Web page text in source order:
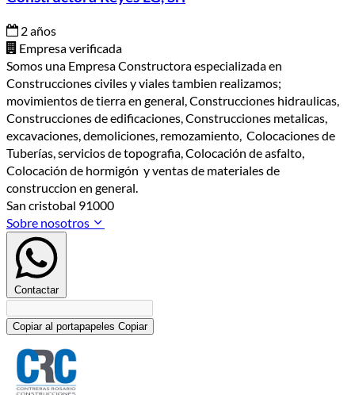
2 años
Empresa verificada
Somos una Empresa Constructora especializada en
Construcciones civiles y viales tambien realizamos;
movimientos de tierra en general, Construcciones hidraulicas,
Construcciones de edificaciones, Construcciones metalicas,
excavaciones, demoliciones, remozamiento, Colocaciones de
Tuberías, servicios de topografia, Colocación de asfalto,
Colocación de hormigón y ventas de materiales de
construccion en general.
San cristobal 91000
Sobre nosotros
Contactar
Copiar al portapapeles Copiar